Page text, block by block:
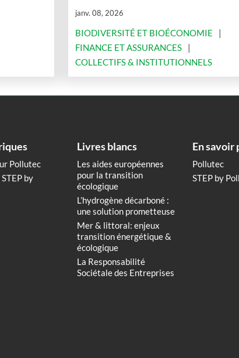
janv. 08, 2026
BIODIVERSITÉ ET BIOÉCONOMIE
FINANCE ET ASSURANCES
COLLECTIFS & INSTITUTIONNELS
Pollutec
by
Livres blancs
Les aides européennes
pour la transition
écologique
L’hydrogène décarboné :
une solution prometteuse
Mer & littoral: enjeux
transition énergétique &
écologique
La Responsabilité
Sociétale des Entreprises
En savoir
Pollutec
STEP by